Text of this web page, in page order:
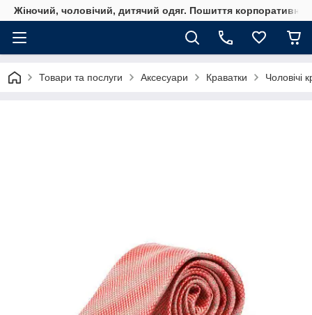
Жіночий, чоловічий, дитячий одяг. Пошиття
Товари та послуги Аксесуари Краватки Чоловічі